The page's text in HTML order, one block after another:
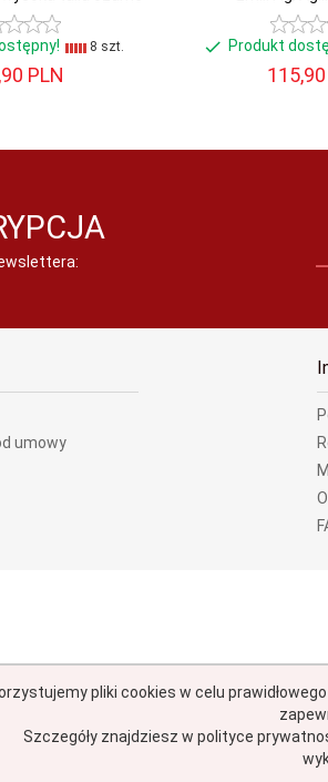
8 szt.
90 PLN
Produkt
115,90
umowy
pliki cookies w celu
Szczegóły znajdziesz w polityce